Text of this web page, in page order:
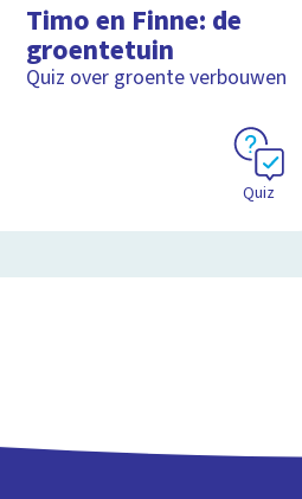
Timo en Finne: de
groentetuin
Quiz over groente verbouwen
Quiz